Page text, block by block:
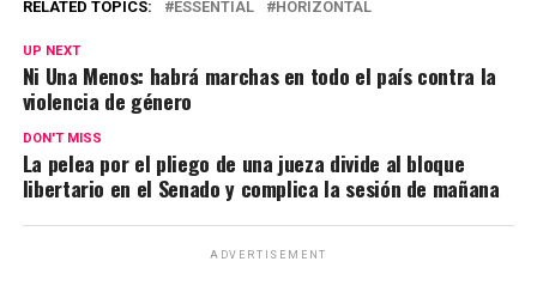
at
s
A
p
p
ce
o
o
k
e
a
ail py
n
m
ar
RELATED TOPICS: ESSENTIAL HORIZONTAL
UP NEXT
Ni Una Menos: habrá marchas en todo el país contra la
violencia de género
DON'T MISS
La pelea por el pliego de una jueza divide al bloque
libertario en el Senado y complica la sesión de mañana
ADVERTISEMENT